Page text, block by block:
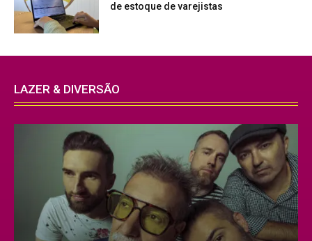
de estoque de varejistas
LAZER & DIVERSÃO